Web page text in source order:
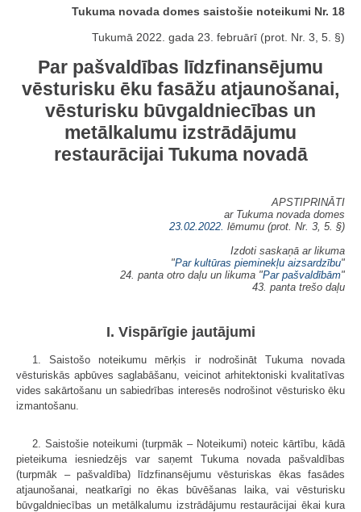
Tukuma novada domes saistošie noteikumi Nr. 18
Tukumā 2022. gada 23. februārī (prot. Nr. 3, 5. §)
Par pašvaldības līdzfinansējumu
vēsturisku ēku fasāžu atjaunošanai,
vēsturisku būvgaldniecības un
metālkalumu izstrādājumu
restaurācijai Tukuma novadā
APSTIPRINĀTI
ar Tukuma novada domes
23.02.2022. lēmumu (prot. Nr. 3, 5. §)
Izdoti saskaņā ar likuma
"Par kultūras pieminekļu aizsardzību"
24. panta otro daļu un likuma "Par pašvaldībām"
43. panta trešo daļu
I. Vispārīgie jautājumi
1. Saistošo noteikumu mērķis ir nodrošināt Tukuma novada
vēsturiskās apbūves saglabāšanu, veicinot arhitektoniski kvalitatīvas
vides sakārtošanu un sabiedrības interesēs nodrošinot vēsturisko ēku
izmantošanu.
2. Saistošie noteikumi (turpmāk – Noteikumi) noteic kārtību, kādā
pieteikuma iesniedzējs var saņemt Tukuma novada pašvaldības
(turpmāk – pašvaldība) līdzfinansējumu vēsturiskas ēkas fasādes
atjaunošanai, neatkarīgi no ēkas būvēšanas laika, vai vēsturisku
būvgaldniecības un metālkalumu izstrādājumu restaurācijai ēkai kura